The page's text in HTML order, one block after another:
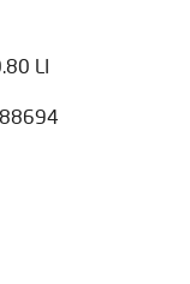
LI